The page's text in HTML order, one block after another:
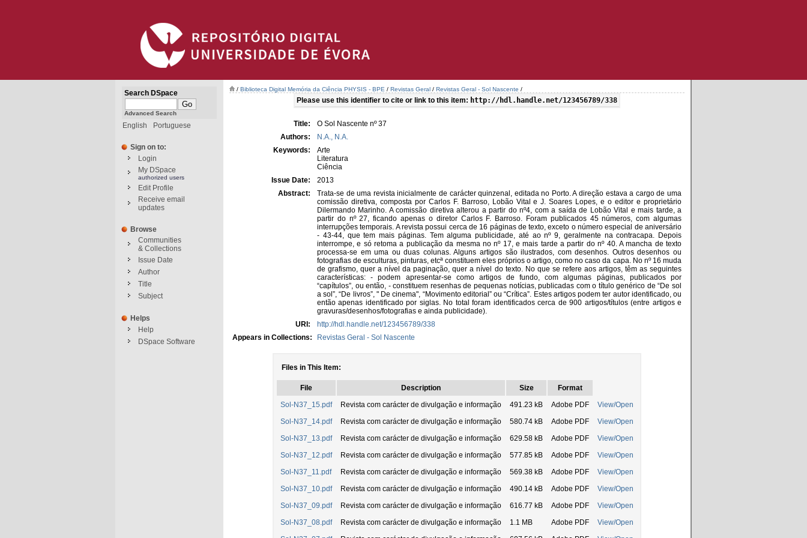
Search DSpace
Advanced Search
English Portuguese
Sign on to:
Login
My DSpace
authorized users
Edit Profile
Receive email
updates
Browse
Communities
& Collections
Issue Date
Author
Title
Subject
Helps
Help
DSpace Software
/ Biblioteca Digital Memória da Ciência PHYSIS - BPE / Revistas Geral / Revistas Geral - Sol Nascente /
Please use this identifier to cite or link to this item: http://hdl.handle.net/123456789/338
Title:
O Sol Nascente nº 37
Authors:
N.A., N.A.
Keywords:
Arte
Literatura
Ciência
Issue Date:
2013
Abstract:
Trata-se de uma revista inicialmente de carácter quinzenal, editada no Porto. A direção estava a cargo de uma
comissão diretiva, composta por Carlos F. Barroso, Lobão Vital e J. Soares Lopes, e o editor e proprietário
Dilermando Marinho. A comissão diretiva alterou a partir do nº4, com a saída de Lobão Vital e mais tarde, a
partir do nº 27, ficando apenas o diretor Carlos F. Barroso. Foram publicados 45 números, com algumas
interrupções temporais. A revista possui cerca de 16 páginas de texto, exceto o número especial de aniversário
- 43-44, que tem mais páginas. Tem alguma publicidade, até ao nº 9, geralmente na contracapa. Depois
interrompe, e só retoma a publicação da mesma no nº 17, e mais tarde a partir do nº 40. A mancha de texto
processa-se em uma ou duas colunas. Alguns artigos são ilustrados, com desenhos. Outros desenhos ou
fotografias de esculturas, pinturas, etcª constituem eles próprios o artigo, como no caso da capa. No nº 16 muda
de grafismo, quer a nível da paginação, quer a nível do texto. No que se refere aos artigos, têm as seguintes
características: - podem apresentar-se como artigos de fundo, com algumas páginas, publicados por
“capítulos”, ou então, - constituem resenhas de pequenas notícias, publicadas com o título genérico de “De sol
a sol”, “De livros”, " De cinema", “Movimento editorial” ou “Crítica”. Estes artigos podem ter autor identificado, ou
então apenas identificado por siglas. No total foram identificados cerca de 900 artigos/títulos (entre artigos e
gravuras/desenhos/fotografias e ainda publicidade).
URI:
http://hdl.handle.net/123456789/338
Appears in Collections:
Revistas Geral - Sol Nascente
Files in This Item:
File Description Size
Format
Sol-N37_15.pdf
Revista com carácter de divulgação e informação 491.23 kB Adobe PDF
View/Open
Sol-N37_14.pdf
Revista com carácter de divulgação e informação 580.74 kB Adobe PDF
View/Open
Sol-N37_13.pdf
Revista com carácter de divulgação e informação 629.58 kB Adobe PDF
View/Open
Sol-N37_12.pdf
Revista com carácter de divulgação e informação 577.85 kB Adobe PDF
View/Open
Sol-N37_11.pdf
Revista com carácter de divulgação e informação 569.38 kB Adobe PDF
View/Open
Sol-N37_10.pdf
Revista com carácter de divulgação e informação 490.14 kB Adobe PDF
View/Open
Sol-N37_09.pdf
Revista com carácter de divulgação e informação 616.77 kB Adobe PDF
View/Open
Sol-N37_08.pdf
Revista com carácter de divulgação e informação 1.1 MB Adobe PDF
View/Open